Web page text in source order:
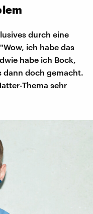
durch eine
ich habe das
habe ich Bock,
dann doch gemacht.
Thema sehr